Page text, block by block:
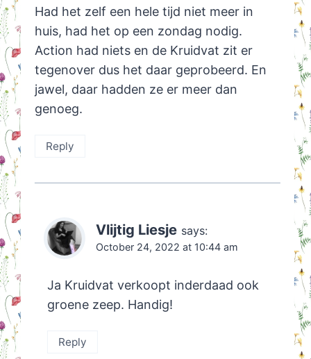
Had het zelf een hele tijd niet meer in
huis, had het op een zondag nodig.
Action had niets en de Kruidvat zit er
tegenover dus het daar geprobeerd. En
jawel, daar hadden ze er meer dan
genoeg.
Reply
Vlijtig Liesje says:
October 24, 2022 at 10:44 am
Ja Kruidvat verkoopt inderdaad ook
groene zeep. Handig!
Reply